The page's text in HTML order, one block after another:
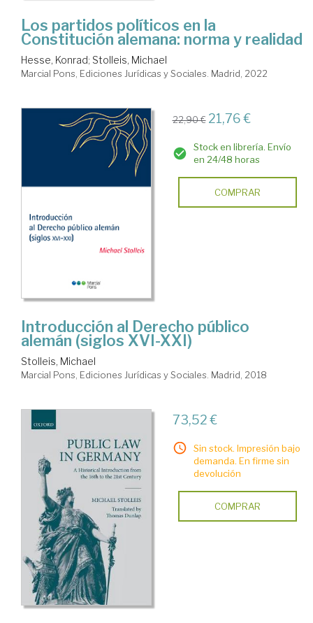
Los partidos políticos en la
Constitución alemana: norma y realidad
Hesse, Konrad; Stolleis, Michael
Marcial Pons, Ediciones Jurídicas y Sociales. Madrid, 2022
22,90 € 21,76 €
Stock en librería. Envío
en 24/48 horas
COMPRAR
Introducción al Derecho público
alemán (siglos XVI-XXI)
Stolleis, Michael
Marcial Pons, Ediciones Jurídicas y Sociales. Madrid, 2018
73,52 €
Sin stock. Impresión bajo
demanda. En firme sin
devolución
COMPRAR